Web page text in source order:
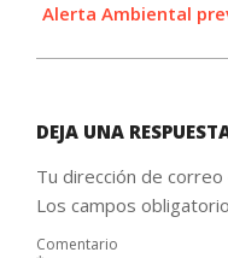
Alerta Ambiental
DEJA UNA
Tu dirección de
Los campos
Comentario